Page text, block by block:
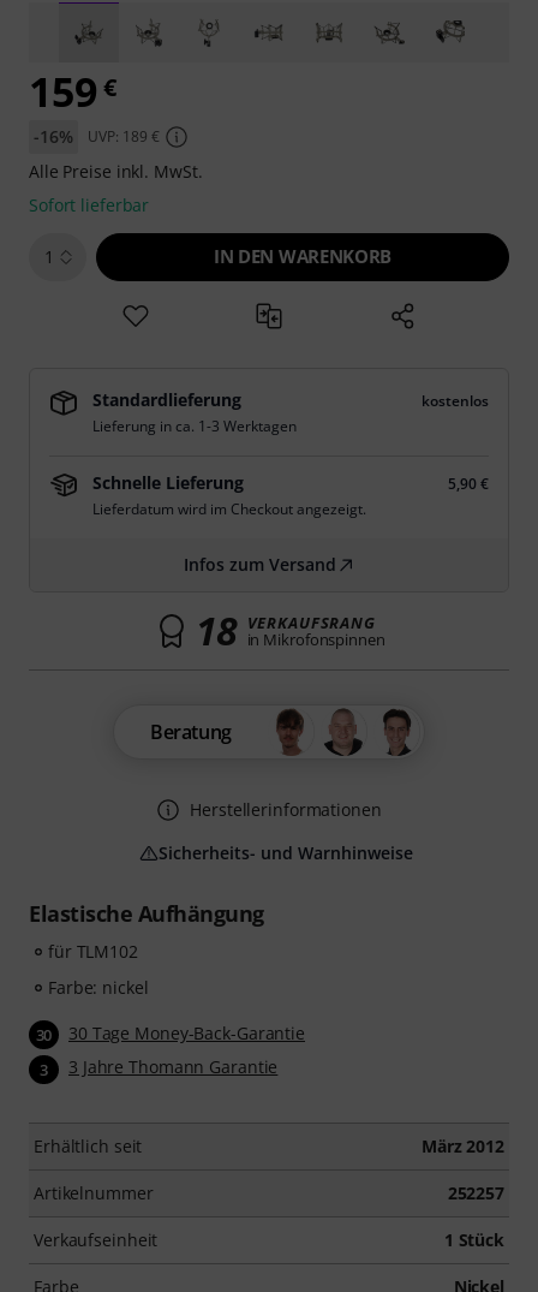
Elastische Aufhängung
für TLM102
Farbe: nickel
30 30 Tage Money-Back-Garantie
3 3 Jahre Thomann Garantie
Erhältlich seit März 2012
Artikelnummer 252257
Verkaufseinheit 1 Stück
Farbe Nickel
159 €
-16% UVP: 189 €
Alle Preise inkl. MwSt.
Sofort lieferbar
1 IN DEN WARENKORB
Standardlieferung
kostenlos
Lieferung in ca. 1-3 Werktagen
Schnelle Lieferung
5,90 €
Lieferdatum wird im Checkout angezeigt.
Infos zum Versand
18 VERKAUFSRANG
in Mikrofonspinnen
Beratung
Herstellerinformationen
Sicherheits- und Warnhinweise